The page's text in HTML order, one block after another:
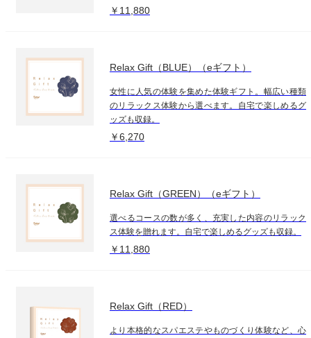
￥11,880
Relax Gift（BLUE）（eギフト）
女性に人気の体験を集めた体験ギフト。幅広い種類
のリラックス体験から選べます。自宅で楽しめるグ
ッズも収録。
￥6,270
Relax Gift（GREEN）（eギフト）
選べるコースの数が多く、充実した内容のリラック
ス体験を贈れます。自宅で楽しめるグッズも収録。
￥11,880
Relax Gift（RED）
より本格的なスパエステやものづくり体験など、心